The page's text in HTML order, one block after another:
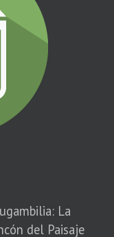
La
del Paisaje